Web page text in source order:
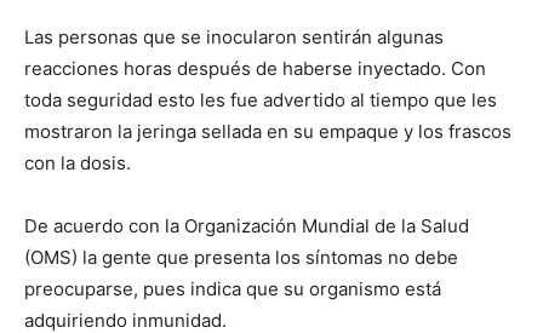
Las personas que se inocularon sentirán algunas
reacciones horas después de haberse inyectado. Con
toda seguridad esto les fue advertido al tiempo que les
mostraron la jeringa sellada en su empaque y los frascos
con la dosis.
De acuerdo con la Organización Mundial de la Salud
(OMS) la gente que presenta los síntomas no debe
preocuparse, pues indica que su organismo está
adquiriendo inmunidad.